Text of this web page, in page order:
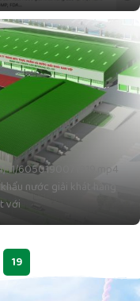
6050190071919.mp4
nước giải khát hàng
với
19